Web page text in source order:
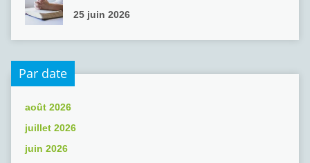
25 juin 2026
Par date
août 2026
juillet 2026
juin 2026